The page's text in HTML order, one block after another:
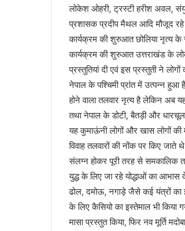
लोकेश ओहरी, ट्रस्टी हरीश अवल,
प्रशासक प्रदीप मैथल आदि मौजूद
कार्यक्रम की शुरुआत छोलिया नृत्य के
कार्यक्रम की शुरुआत उत्तराखंड के
प्रस्तुतियां दी एवं इस प्रस्तुती ने
नेपाल के पश्चिमी प्रांत में उत्पन्न
होने वाला तलवार नृत्य है लेकिन अब
तथा नेपाल के डोटी, बैतड़ी और
यह कुमाऊंनी लोगों और खास लोगों की
विवाह तलवारों की नोंक पर किए
संलग्न होकर पूरी तरह से समकालिक
युद्ध के लिए जा रहे योद्धाओं का
ढोल, दमोऊ, नगाड़े जैसे कई यंत्रों का
के लिए कैसियो का इस्तेमाल भी
मासा प्रस्तुत किया, फिर नव मूर्ति